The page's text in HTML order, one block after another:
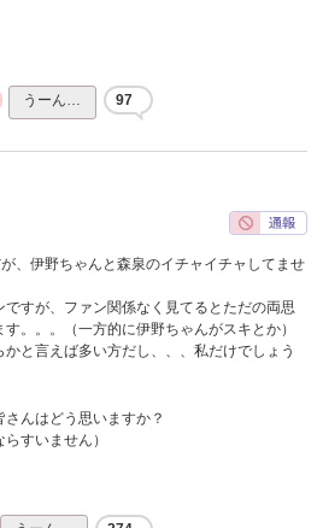
うーん… 97
、伊野ちゃんと森泉のイチャイチャしてませ
すが、ファン関係なく見てるとただの両思
。。。（一方的に伊野ちゃんがスキとか）
と言えば多い方だし、、、私だけでしょう
んはどう思いますか？
すいません）